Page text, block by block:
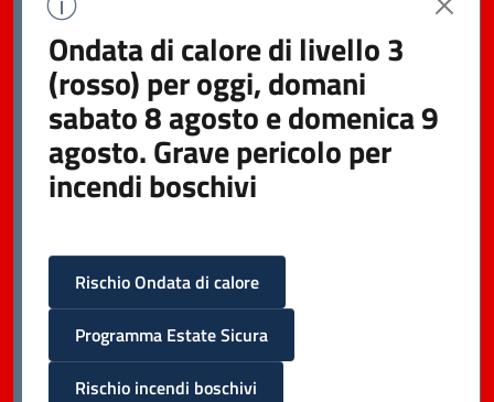
Ondata di calore di livello 3
(rosso) per oggi, domani
sabato 8 agosto e domenica 9
agosto. Grave pericolo per
incendi boschivi
Rischio Ondata di calore
Programma Estate Sicura
Rischio incendi boschivi